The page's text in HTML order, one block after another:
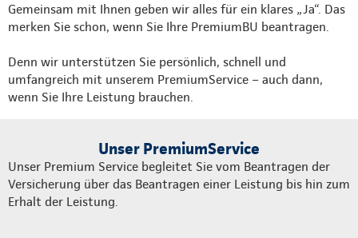
Gemeinsam mit Ihnen geben wir alles für ein klares „Ja“. Das
merken Sie schon, wenn Sie Ihre PremiumBU beantragen.
Denn wir unterstützen Sie persönlich, schnell und
umfangreich mit unserem PremiumService – auch dann,
wenn Sie Ihre Leistung brauchen.
Unser PremiumService
Unser Premium Service begleitet Sie vom Beantragen der
Versicherung über das Beantragen einer Leistung bis hin zum
Erhalt der Leistung.